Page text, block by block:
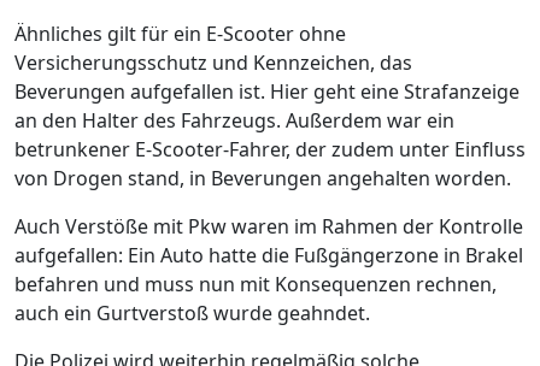
Ähnliches gilt für ein E-Scooter ohne
Versicherungsschutz und Kennzeichen, das
Beverungen aufgefallen ist. Hier geht eine Strafanzeige
an den Halter des Fahrzeugs. Außerdem war ein
betrunkener E-Scooter-Fahrer, der zudem unter Einfluss
von Drogen stand, in Beverungen angehalten worden.
Auch Verstöße mit Pkw waren im Rahmen der Kontrolle
aufgefallen: Ein Auto hatte die Fußgängerzone in Brakel
befahren und muss nun mit Konsequenzen rechnen,
auch ein Gurtverstoß wurde geahndet.